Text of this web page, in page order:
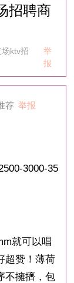
招聘商
ktv招
举
报
荐 举报
3000-35
就可以唱
超赞！薄荷
不擁擠，包